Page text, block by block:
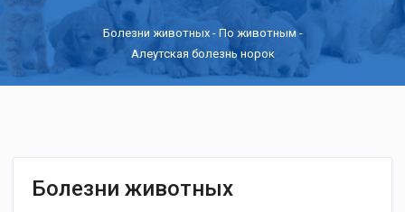
Болезни животных - По животным-
Алеутская болезнь норок
Болезни животных